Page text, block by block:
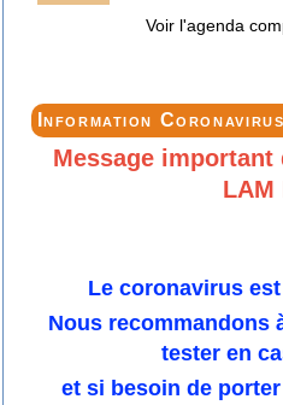
Voir l'agenda
Information Coronavirus
Message important
LAM
Le coronavirus
Nous recommandons
tester en
et si besoin de